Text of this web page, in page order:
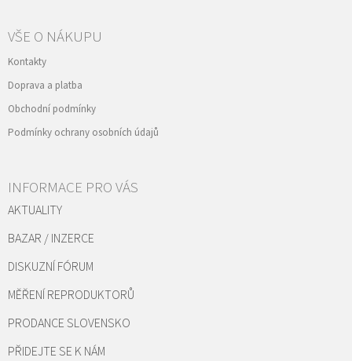
VŠE O NÁKUPU
Kontakty
Doprava a platba
Obchodní podmínky
Podmínky ochrany osobních údajů
INFORMACE PRO VÁS
AKTUALITY
BAZAR / INZERCE
DISKUZNÍ FÓRUM
MĚŘENÍ REPRODUKTORŮ
PRODANCE SLOVENSKO
PŘIDEJTE SE K NÁM